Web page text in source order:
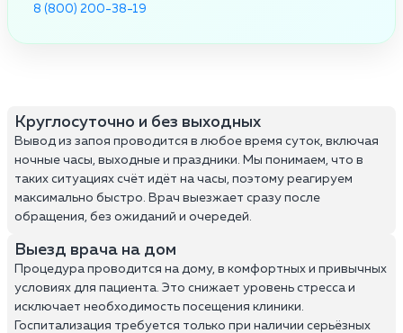
8 (800) 200-38-19
Круглосуточно и без выходных
Вывод из запоя проводится в любое время суток, включая
ночные часы, выходные и праздники. Мы понимаем, что в
таких ситуациях счёт идёт на часы, поэтому реагируем
максимально быстро. Врач выезжает сразу после
обращения, без ожиданий и очередей.
Выезд врача на дом
Процедура проводится на дому, в комфортных и привычных
условиях для пациента. Это снижает уровень стресса и
исключает необходимость посещения клиники.
Госпитализация требуется только при наличии серьёзных